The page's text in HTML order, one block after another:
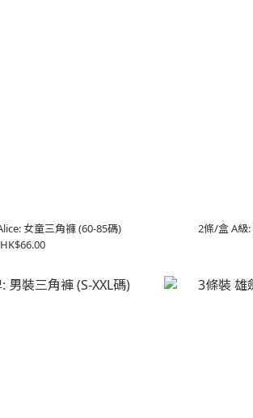
女童三角褲 (60-85碼)
HK$66.00